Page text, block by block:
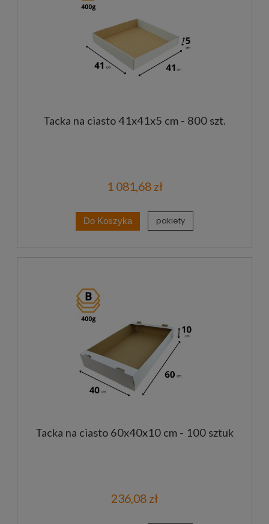
Tacka na ciasto 41x41x5 cm - 800 szt.
1 081,68 zł
Do Koszyka pakiety
Tacka na ciasto 60x40x10 cm - 100 sztuk
236,08 zł